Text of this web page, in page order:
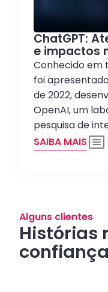
ChatGPT:
e impactos
Conhecido em
foi
de 2022,
OpenAI, um
pesquisa de
SAIBA MAIS
Alguns clientes
Histórias
confiança